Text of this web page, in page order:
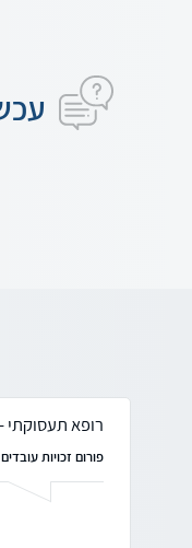
רופא תעסוקתי
פורום זכויות עובדים